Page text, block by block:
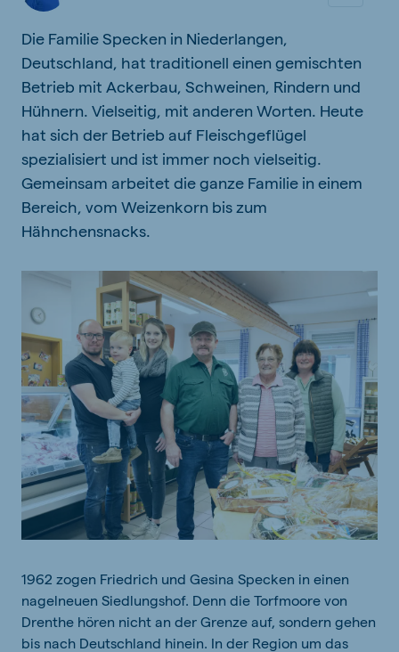
Die Familie Specken in Niederlangen,
Deutschland, hat traditionell einen gemischten
Betrieb mit Ackerbau, Schweinen, Rindern und
Hühnern. Vielseitig, mit anderen Worten. Heute
hat sich der Betrieb auf Fleischgeflügel
spezialisiert und ist immer noch vielseitig.
Gemeinsam arbeitet die ganze Familie in einem
Bereich, vom Weizenkorn bis zum
Hähnchensnacks.
1962 zogen Friedrich und Gesina Specken in einen
nagelneuen Siedlungshof. Denn die Torfmoore von
Drenthe hören nicht an der Grenze auf, sondern gehen
bis nach Deutschland hinein. In der Region um das